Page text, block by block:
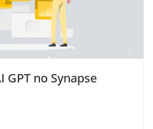
GPT no Synapse